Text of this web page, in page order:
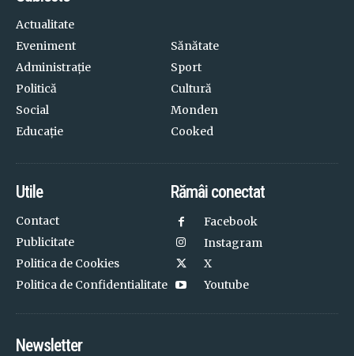
Actualitate
Eveniment
Administrație
Politică
Social
Educație
Sănătate
Sport
Cultură
Monden
Cooked
Utile
Contact
Publicitate
Politica de Cookies
Politica de Confidentialitate
Rămâi conectat
Facebook
Instagram
X
Youtube
Newsletter